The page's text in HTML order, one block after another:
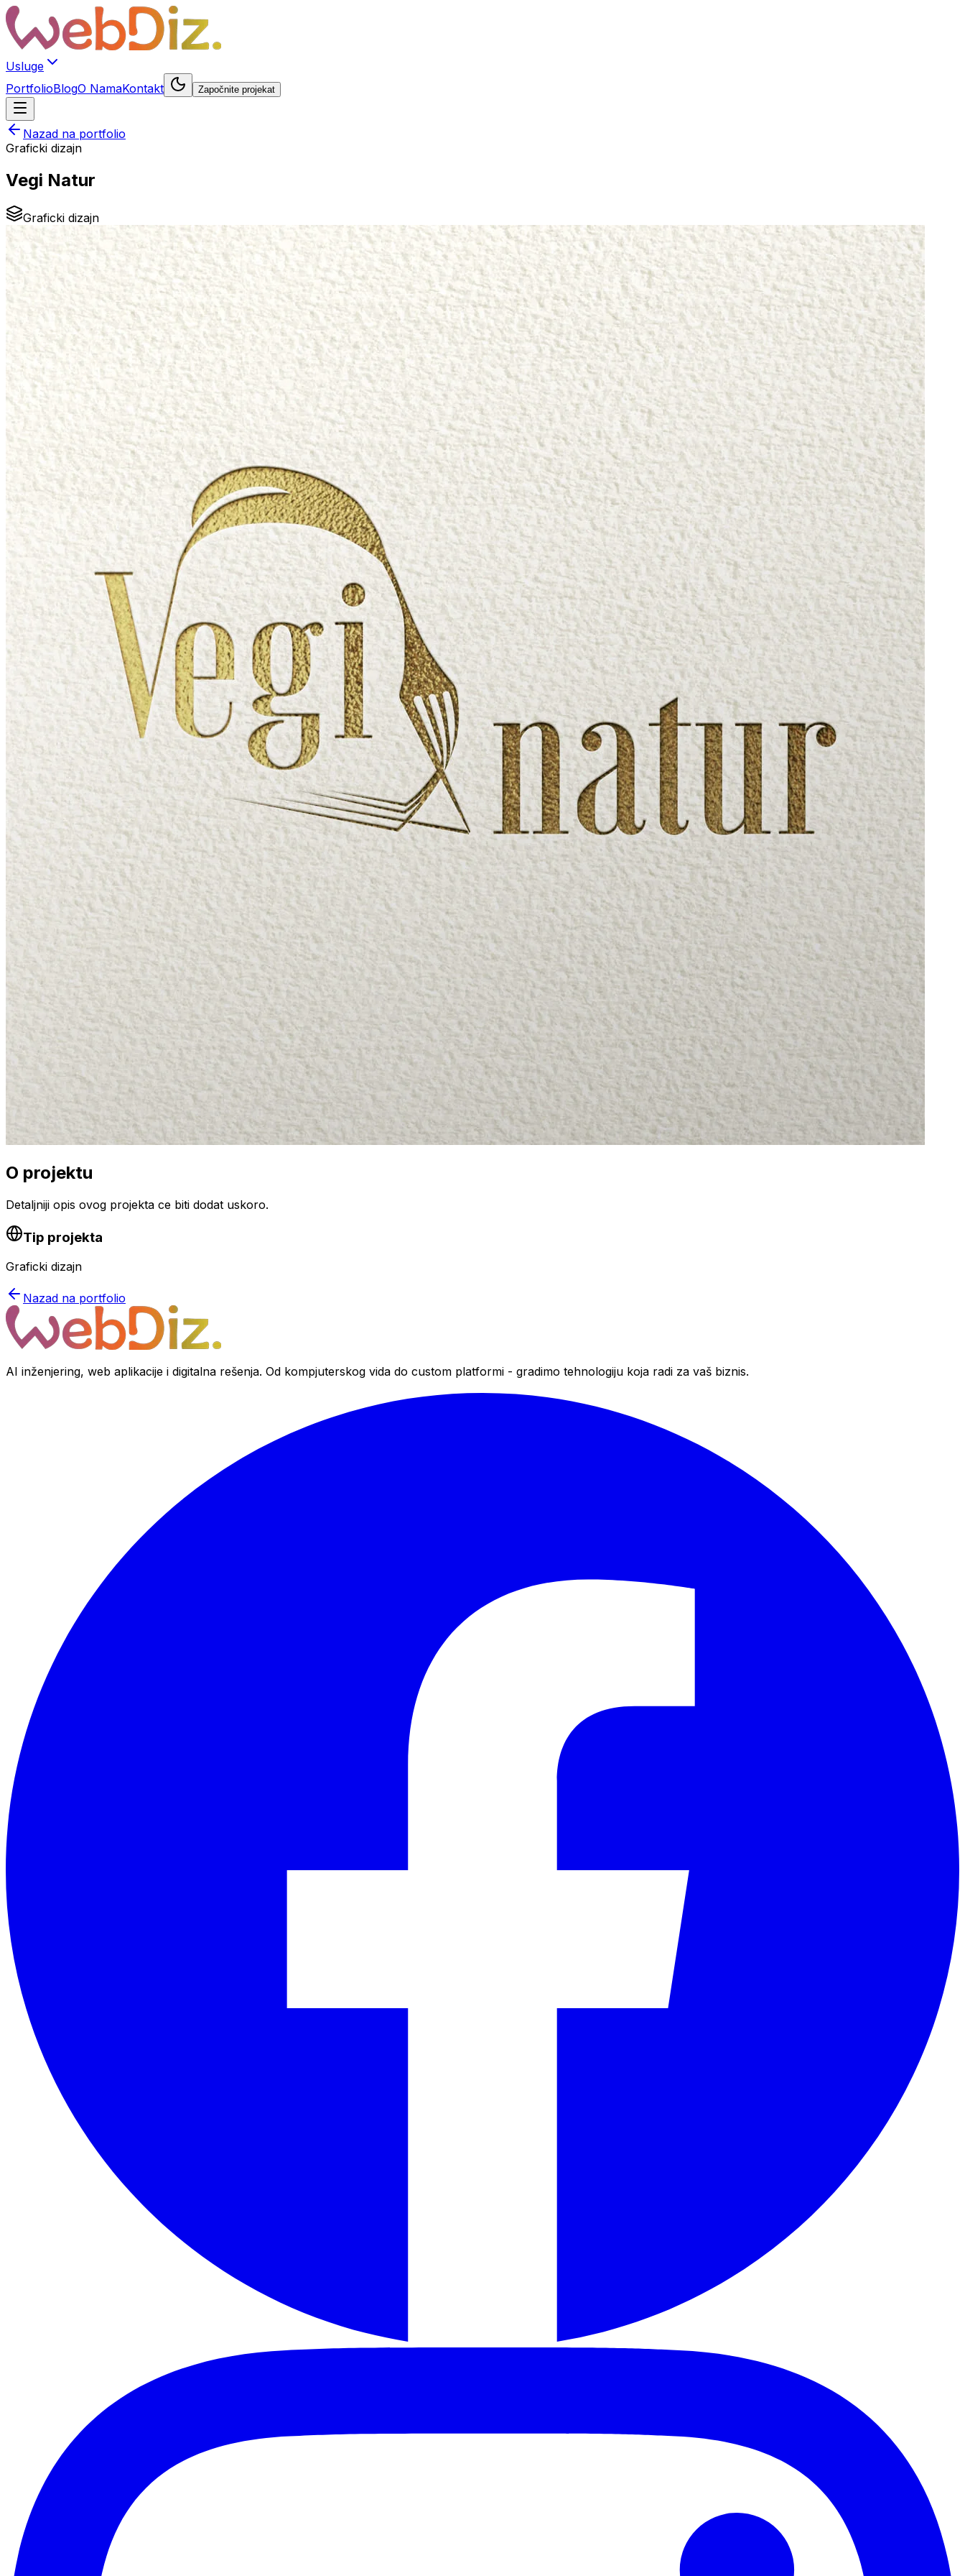
Usluge
PortfolioBlogO NamaKontakt Započnite projekat
Nazad na portfolio
Graficki dizajn
Vegi Natur
Graficki dizajn
O projektu
Detaljniji opis ovog projekta ce biti dodat uskoro.
Tip projekta
Graficki dizajn
Nazad na portfolio
AI inženjering, web aplikacije i digitalna rešenja. Od kompjuterskog vida do custom platformi - gradimo tehnologiju koja radi za vaš biznis.